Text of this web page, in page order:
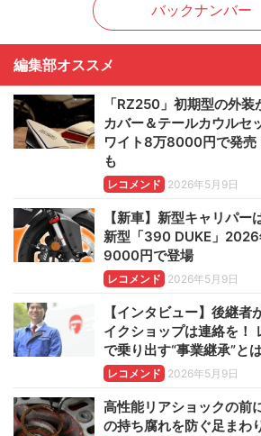
バックナンバー
編集部オススメ
「RZ250」初期型の外
カバー＆テールカウルセ
ワイト8万8000円で発売
も
レコメンド 2026年5月9日
【新車】新型キャリパ
新型「390 DUKE」
9000円で登場
レコメンド 2026年5月9日
【インタビュー】後継
イクショップは連絡を！
で乗り出す“事業継承”と
レコメンド 2026年5月9日
高性能リアショックの前
の持ち腐れを防ぐ足まわ